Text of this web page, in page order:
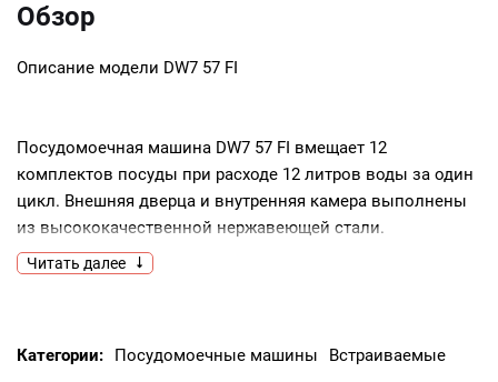
Обзор
Описание модели DW7 57 FI
Посудомоечная машина DW7 57 FI вмещает 12
комплектов посуды при расходе 12 литров воды за один
цикл. Внешняя дверца и внутренняя камера выполнены
из высококачественной нержавеющей стали.
Жидкокристаллический дисплей и панель управления с
защитным покрытием от следов пальцев обеспечат
тарелок в одной из них, а столовые приборы и кофейные
Читать далее
Категории: Посудомоечные машины Встраиваемые